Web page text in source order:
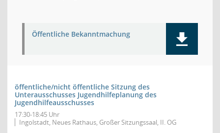
Öffentliche Bekanntmachung
öffentliche/nicht öffentliche Sitzung des
Unterausschusses Jugendhilfeplanung des
Jugendhilfeausschusses
17:30-18:45 Uhr
Ingolstadt, Neues Rathaus, Großer Sitzungssaal, II. OG